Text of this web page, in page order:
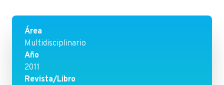
Área
Multidisciplinario
Año
2011
Revista/Libro